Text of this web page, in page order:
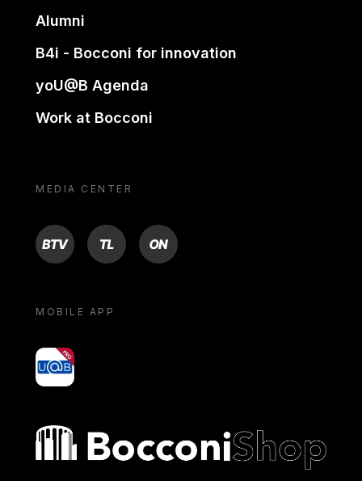
Alumni
B4i - Bocconi for innovation
yoU@B Agenda
Work at Bocconi
MEDIA CENTER
BTV TL ON
MOBILE APP
yoU@B
Bocconi shop